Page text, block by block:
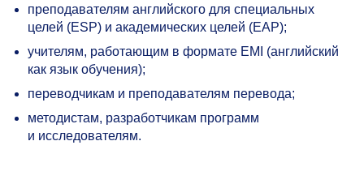
преподавателям английского для специальных
целей (ESP) и академических целей (EAP);
учителям, работающим в формате EMI (английский
как язык обучения);
переводчикам и преподавателям перевода;
методистам, разработчикам программ
и исследователям.